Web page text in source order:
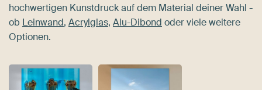
hochwertigen Kunstdruck auf dem Material deiner Wahl -
ob Leinwand, Acrylglas, Alu-Dibond oder viele weitere
Optionen.